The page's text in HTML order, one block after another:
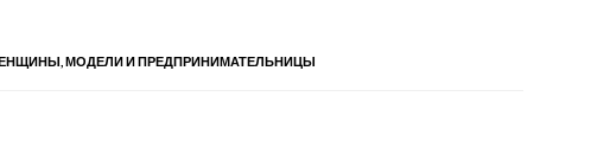
МОДЕЛИ И ПРЕДПРИНИМАТЕЛЬНИЦЫ